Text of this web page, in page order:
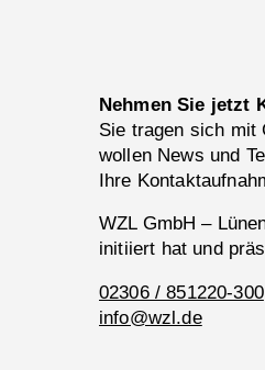
Nehmen Sie jetzt
Sie tragen sich mit
wollen News und
Ihre
WZL GmbH –
initiiert hat und
02306 / 851220-300
info@wzl.de